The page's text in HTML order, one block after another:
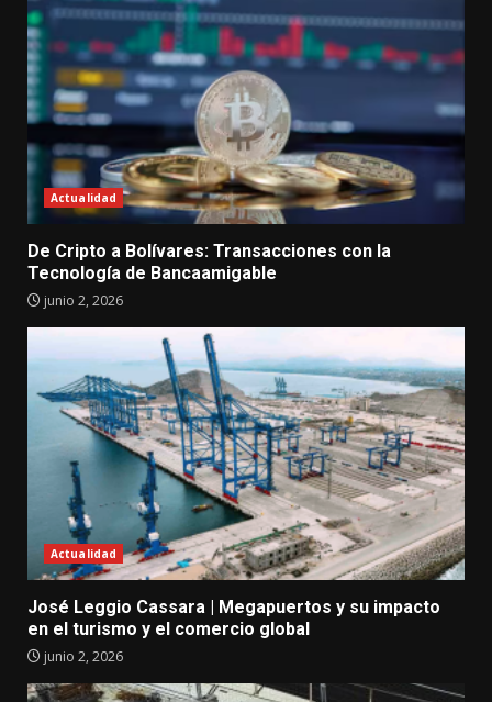
Actualidad
De Cripto a Bolívares: Transacciones con la
Tecnología de Bancaamigable
junio 2, 2026
Actualidad
José Leggio Cassara | Megapuertos y su impacto
en el turismo y el comercio global
junio 2, 2026